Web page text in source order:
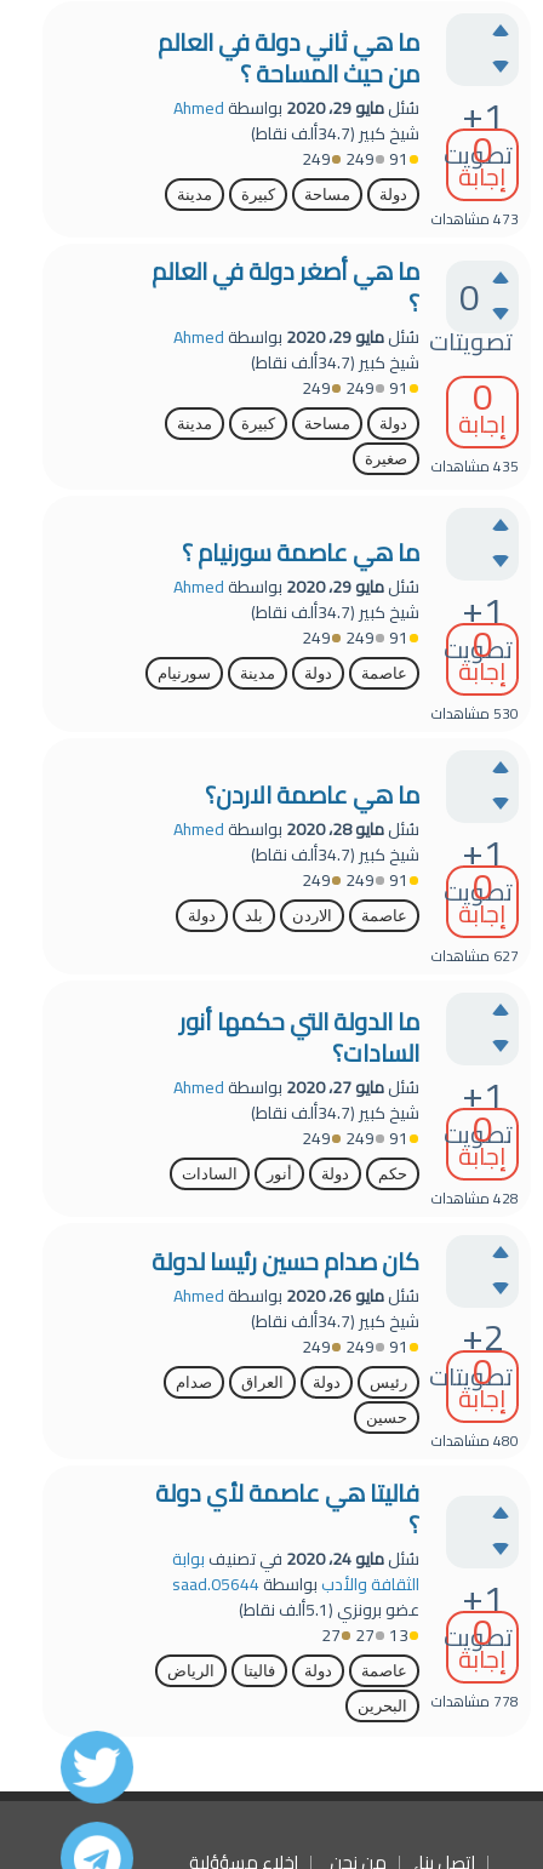
+1
تصويت
0
إجابة
473مشاهدات
ما هي ثاني دولة في العالم
من حيث المساحة ؟
سُئلمايو 29، 2020 بواسطةAhmed
شيخ كبير(34.7ألف
نقاط)
91
249
249
دولة مساحة كبيرة مدينة
0
تصويتات
0
إجابة
435مشاهدات
ما هي أصغر دولة في العالم
؟
سُئلمايو 29، 2020 بواسطةAhmed
شيخ كبير(34.7ألف
نقاط)
91
249
249
دولة مساحة كبيرة
مدينة
صغيرة
+1
تصويت
0
إجابة
530مشاهدات
ما هي عاصمة سورنيام ؟
سُئلمايو 29، 2020 بواسطةAhmed
شيخ كبير(34.7ألف
نقاط)
91
249
249
عاصمة دولة مدينة سورنيام
+1
تصويت
0
إجابة
627 مشاهدات
ما هي عاصمة الاردن؟
سُئلمايو 28، 2020 بواسطةAhmed
شيخ كبير(34.7ألف
نقاط)
91
249
249
عاصمة الاردن بلد دولة
+1
تصويت
0
إجابة
428مشاهدات
ما الدولة التي حكمها أنور
السادات؟
سُئلمايو 27، 2020 بواسطةAhmed
شيخ كبير(34.7ألف
نقاط)
91
249
249
حكم دولة أنور السادات
+2
تصويتات
0
إجابة
480مشاهدات
كان صدام حسين رئيسا لدولة
سُئلمايو 26، 2020 بواسطةAhmed
شيخ كبير(34.7ألف
نقاط)
91
249
249
رئيس دولة العراق
صدام
حسين
+1
تصويت
0
إجابة
778 مشاهدات
فاليتا هي عاصمة لأي دولة
؟
سُئلمايو 24، 2020 في تصنيفبوابة
الثقافة والأدببواسطةsaad.05644
عضو برونزي(5.1ألف
نقاط)
13
27
27
عاصمة دولة فاليتا
الرياض
البحرين